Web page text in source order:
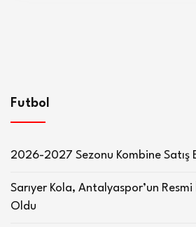
Futbol
2026-2027 Sezonu Kombine Satış
Sarıyer Kola, Antalyaspor’un
Oldu